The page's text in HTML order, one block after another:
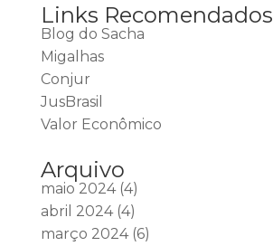
Links Recomendados
Blog do Sacha
Migalhas
Conjur
JusBrasil
Valor Econômico
Arquivo
maio 2024(4)
abril 2024(4)
março 2024(6)